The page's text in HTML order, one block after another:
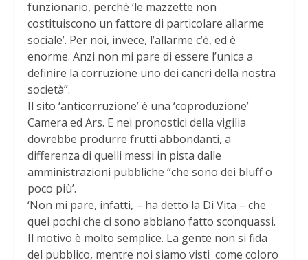
funzionario, perché ‘le mazzette non
costituiscono un fattore di particolare allarme
sociale’. Per noi, invece, l’allarme c’è, ed è
enorme. Anzi non mi pare di essere l’unica a
definire la corruzione uno dei cancri della nostra
società”.
Il sito ‘anticorruzione’ è una ‘coproduzione’
Camera ed Ars. E nei pronostici della vigilia
dovrebbe produrre frutti abbondanti, a
differenza di quelli messi in pista dalle
amministrazioni pubbliche “che sono dei bluff o
poco più’.
‘Non mi pare, infatti, – ha detto la Di Vita – che
quei pochi che ci sono abbiano fatto sconquassi.
Il motivo è molto semplice. La gente non si fida
del pubblico, mentre noi siamo visti come coloro